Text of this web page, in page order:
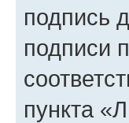
подпись
подписи
пункта